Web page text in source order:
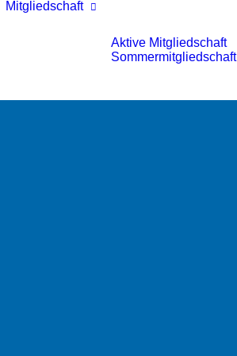
Mitgliedschaft
Aktive Mitgliedschaft
Sommermitgliedschaft